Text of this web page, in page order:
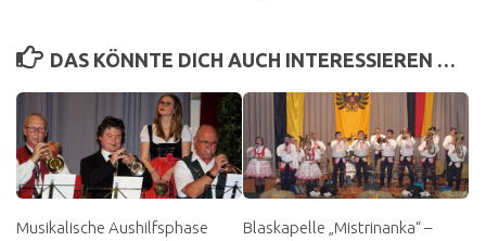
DAS KÖNNTE DICH AUCH INTERESSIEREN …
Musikalische Aushilfsphase
Blaskapelle „Mistrinanka“ –